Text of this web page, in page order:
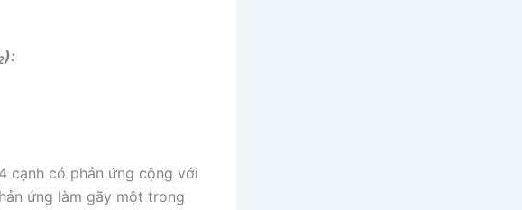
):
cạnh có phản ứng cộng với
ứng làm gãy một trong